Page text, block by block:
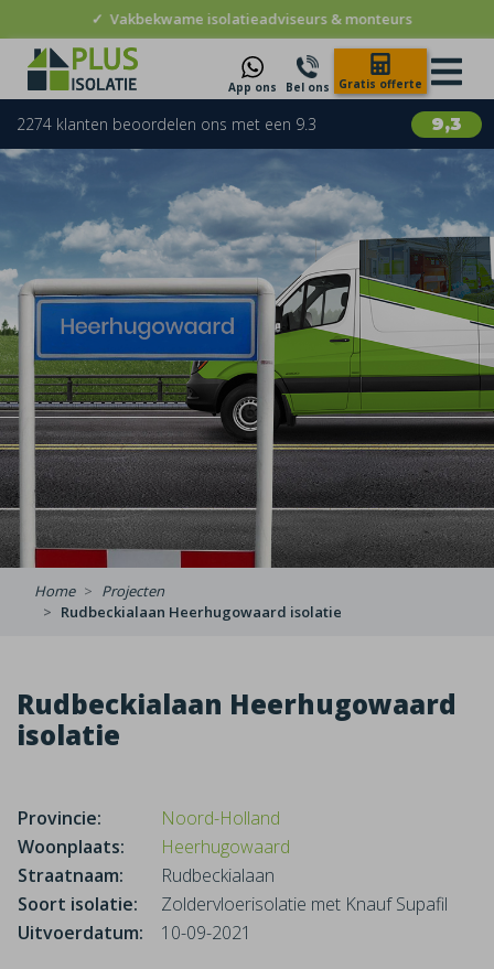
✓ Vakbekwame isolatieadviseurs & monteurs
App ons Bel ons Gratis offerte
9,3
2274 klanten beoordelen ons met een 9.3
Home
Projecten
Rudbeckialaan Heerhugowaard isolatie
Rudbeckialaan Heerhugowaard
isolatie
Provincie:
Noord-Holland
Woonplaats:
Heerhugowaard
Straatnaam:
Rudbeckialaan
Soort isolatie:
Zoldervloerisolatie met Knauf Supafil
Uitvoerdatum:
10-09-2021